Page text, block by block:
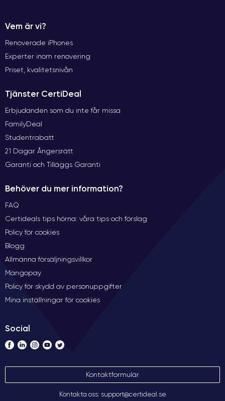
Vem är vi?
Renoverade iPhones
Experter inom renovering
Priset, kvalitetsnivån
Tjänster CertiDeal
Erbjudanden som du inte får missa
FamilyDeal
Studentrabatt
21 Dagar Ångersrätt
Garanti och Tilläggs Garanti
Behöver du mer information?
FAQ
Certideals tips hörna: våra tips och förslag
Policy för cookies
Blogg
Allmänna försäljningsvillkor
Mangopay
Policy för skydd av personuppgifter
Mina inställningar för cookies
Social
Kontaktformulär
Kontakta oss: support@certideal.se